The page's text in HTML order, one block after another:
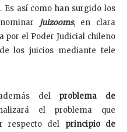
así como han surgido los
juizooms, en clara
por el Poder Judicial chileno
los juicios mediante tele
del problema de
el problema que
respecto del principio de